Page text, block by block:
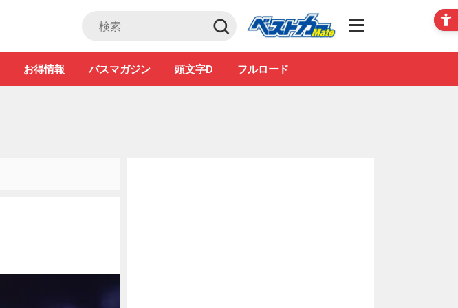
Club
お得情報 バスマガジン 頭文字D フルロード